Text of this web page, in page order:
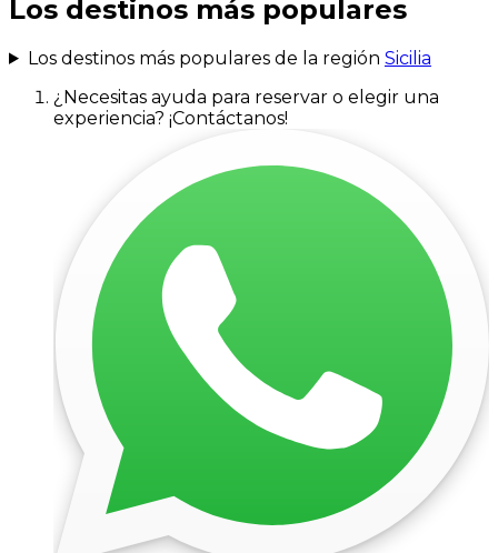
Los destinos más populares
Los destinos más populares de la región Sicilia
¿Necesitas ayuda para reservar o elegir una
experiencia? ¡Contáctanos!